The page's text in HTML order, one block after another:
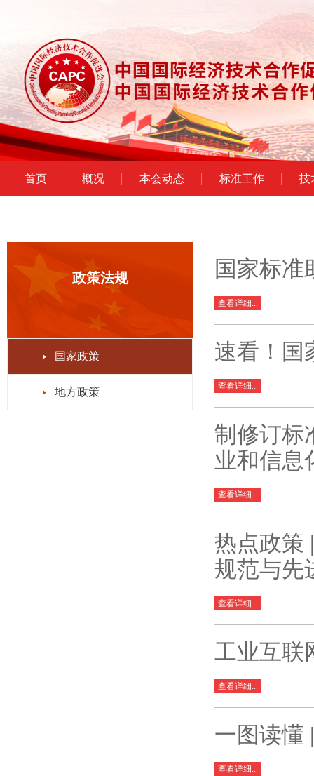
首页 概况 本会动态 标准工作 技
国家标准
查看详细...
速看！国
查看详细...
制修订标
业和信息
查看详细...
热点政策
规范与先
查看详细...
工业互联
查看详细...
一图读懂
查看详细...
政策法规
国家政策
地方政策